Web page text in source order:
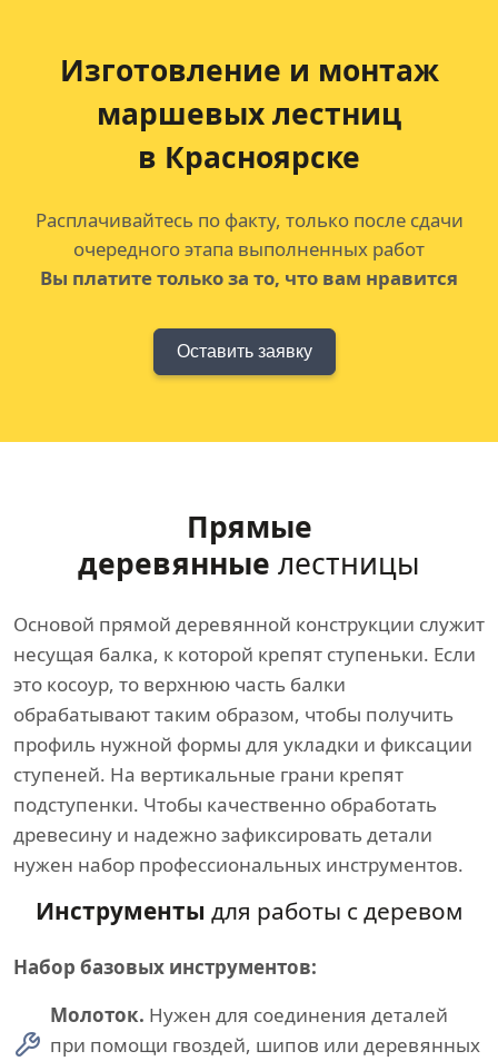
Изготовление и монтаж
маршевых лестниц
в Красноярске
Расплачивайтесь по факту, только после сдачи
очередного этапа выполненных работ
Вы платите только за то, что вам нравится
Оставить заявку
Прямые
деревянные лестницы
Основой прямой деревянной конструкции служит
несущая балка, к которой крепят ступеньки. Если
это косоур, то верхнюю часть балки
обрабатывают таким образом, чтобы получить
профиль нужной формы для укладки и фиксации
ступеней. На вертикальные грани крепят
подступенки. Чтобы качественно обработать
древесину и надежно зафиксировать детали
нужен набор профессиональных инструментов.
Инструменты для работы с деревом
Набор базовых инструментов:
Молоток. Нужен для соединения деталей
при помощи гвоздей, шипов или деревянных